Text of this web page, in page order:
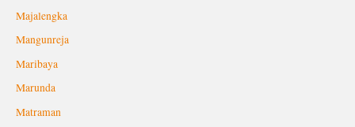
Majalengka
Mangunreja
Maribaya
Marunda
Matraman